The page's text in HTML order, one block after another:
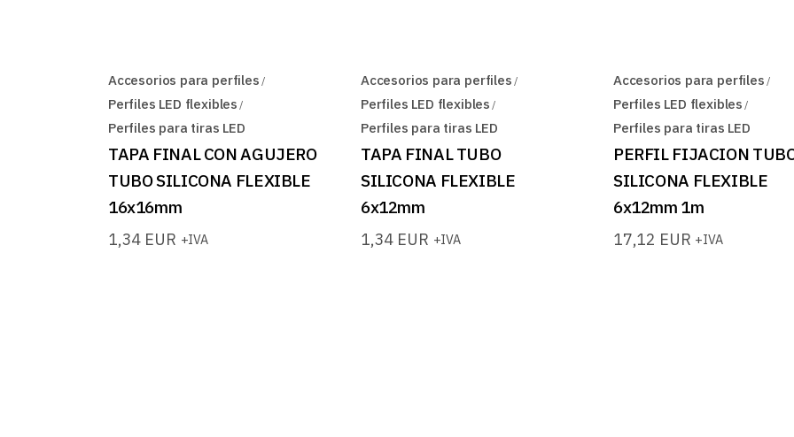
Accesorios para perfiles
Perfiles LED flexibles
Perfiles para tiras LED
TAPA FINAL CON AGUJERO
TUBO SILICONA FLEXIBLE
16x16mm
1,34 EUR +IVA
Accesorios para perfiles
Perfiles LED flexibles
Perfiles para tiras LED
TAPA FINAL TUBO
SILICONA FLEXIBLE
6x12mm
1,34 EUR +IVA
Accesorios para perfiles
Perfiles LED flexibles
Perfiles para tiras LED
PERFIL FIJACION
SILICONA FLEXIBLE
6x12mm 1m
17,12 EUR +IVA